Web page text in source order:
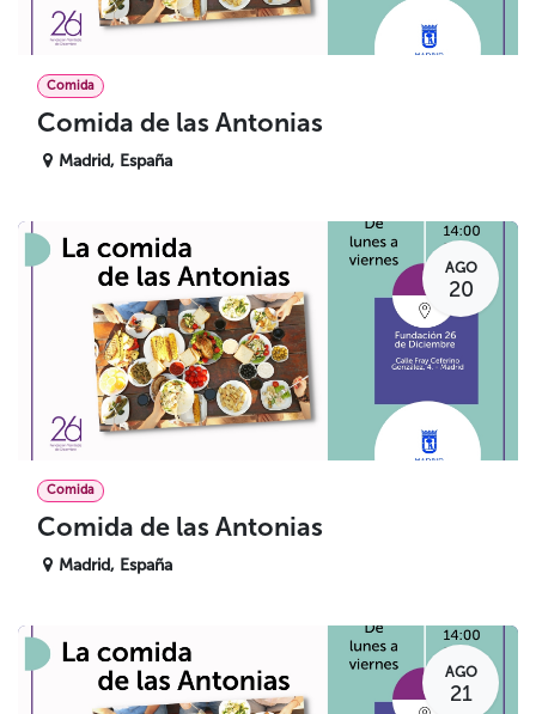
Comida
Comida de las Antonias
Madrid, España
AGO
20
Comida
Comida de las Antonias
Madrid, España
AGO
21